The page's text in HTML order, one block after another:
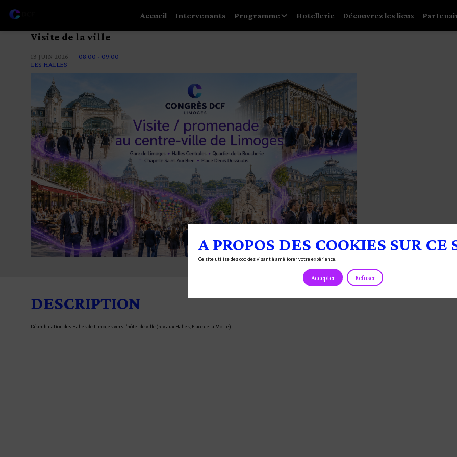
Accueil Intervenants Programme Hotellerie Découvrez les lieux
Visite de la ville
13 JUIN 2026 — 08:00 - 09:00
LES HALLES
DESCRIPTION
Déambulation des Halles de Limoges vers l’hôtel de ville (rdv aux Halles, Place de la Motte)
A PROPOS DES COOKIES SUR CE
Ce site utilise des cookies visant à améliorer votre expérience.
Accepter Refuser